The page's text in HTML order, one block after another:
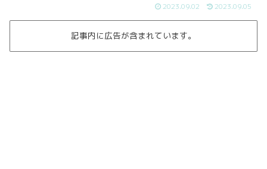
2023.09.02 2023.09.05
記事内に広告が含まれています。